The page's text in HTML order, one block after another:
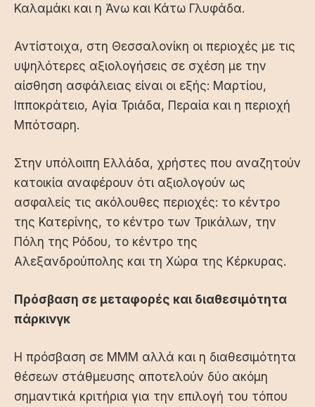
Καλαμάκι και η Άνω και Κάτω Γλυφάδα.
Αντίστοιχα, στη Θεσσαλονίκη οι περιοχές με τις
υψηλότερες αξιολογήσεις σε σχέση με την
αίσθηση ασφάλειας είναι οι εξής: Μαρτίου,
Ιπποκράτειο, Αγία Τριάδα, Περαία και η περιοχή
Μπότσαρη.
Στην υπόλοιπη Ελλάδα, χρήστες που αναζητούν
κατοικία αναφέρουν ότι αξιολογούν ως
ασφαλείς τις ακόλουθες περιοχές: το κέντρο
της Κατερίνης, το κέντρο των Τρικάλων, την
Πόλη της Ρόδου, το κέντρο της
Αλεξανδρούπολης και τη Χώρα της Κέρκυρας.
Πρόσβαση σε μεταφορές και διαθεσιμότητα
πάρκινγκ
Η πρόσβαση σε ΜΜΜ αλλά και η διαθεσιμότητα
θέσεων στάθμευσης αποτελούν δύο ακόμη
σημαντικά κριτήρια για την επιλογή του τόπου